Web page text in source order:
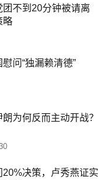
不到20分钟被请离
略
问“独漏赖清德”
为何反而主动开战？
决策，卢秀燕证实